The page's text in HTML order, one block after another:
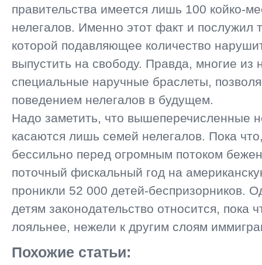
правительства имеется лишь 100 койко-
нелегалов. Именно этот факт и послужил
которой подавляющее количество
выпустить на свободу. Правда, многие из
специальные наручные браслеты,
поведением нелегалов в будущем.
Надо заметить, что вышеперечисленные
касаются лишь семей нелегалов. Пока
бессильно перед огромным потоком
поточный фискальный год на
проникли 52 000 детей-беспризорников.
детям законодательство относится, пока
лояльнее, нежели к другим слоям
Похожие статьи: